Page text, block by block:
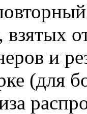
взятых
и
(для